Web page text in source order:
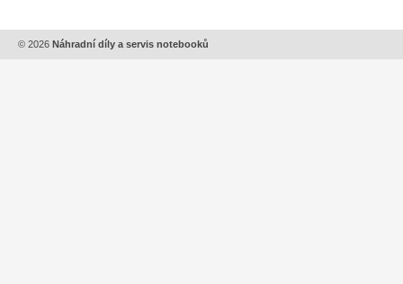
© 2026 Náhradní díly a servis notebooků